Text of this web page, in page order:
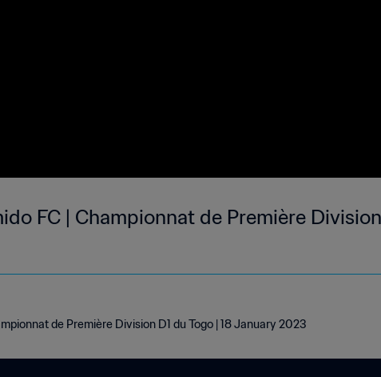
FC | Championnat de Première
de Première Division D1 du Togo | 18 January 2023